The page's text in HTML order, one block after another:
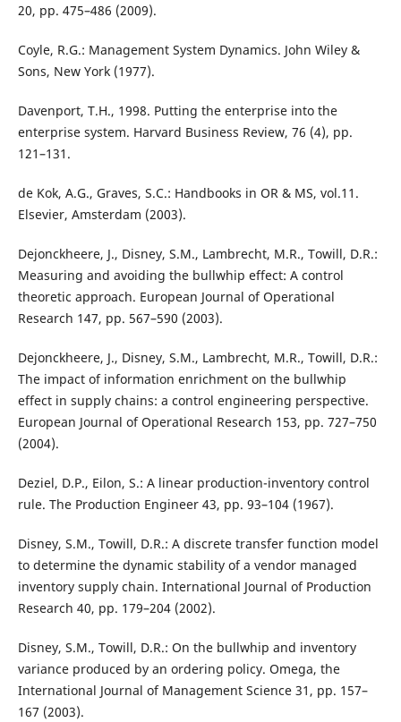
20, pp. 475–486 (2009).
Coyle, R.G.: Management System Dynamics. John Wiley &
Sons, New York (1977).
Davenport, T.H., 1998. Putting the enterprise into the
enterprise system. Harvard Business Review, 76 (4), pp.
121–131.
de Kok, A.G., Graves, S.C.: Handbooks in OR & MS, vol.11.
Elsevier, Amsterdam (2003).
Dejonckheere, J., Disney, S.M., Lambrecht, M.R., Towill, D.R.:
Measuring and avoiding the bullwhip effect: A control
theoretic approach. European Journal of Operational
Research 147, pp. 567–590 (2003).
Dejonckheere, J., Disney, S.M., Lambrecht, M.R., Towill, D.R.:
The impact of information enrichment on the bullwhip
effect in supply chains: a control engineering perspective.
European Journal of Operational Research 153, pp. 727–750
(2004).
Deziel, D.P., Eilon, S.: A linear production-inventory control
rule. The Production Engineer 43, pp. 93–104 (1967).
Disney, S.M., Towill, D.R.: A discrete transfer function model
to determine the dynamic stability of a vendor managed
inventory supply chain. International Journal of Production
Research 40, pp. 179–204 (2002).
Disney, S.M., Towill, D.R.: On the bullwhip and inventory
variance produced by an ordering policy. Omega, the
International Journal of Management Science 31, pp. 157–
167 (2003).